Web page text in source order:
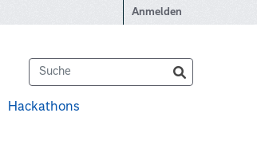
Anmelden
Hackathons